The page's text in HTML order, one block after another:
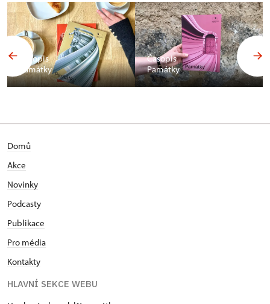
Časopis
Památky
Časopis
Památky
Domů
Akce
Novinky
Podcasty
Publikace
Pro média
Kontakty
HLAVNÍ SEKCE WEBU